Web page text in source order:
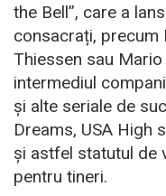
the Bell”, care a
consacrați, precum
Thiessen sau
intermediul
și alte seriale de
Dreams, USA High
și astfel statutul de
pentru tineri.